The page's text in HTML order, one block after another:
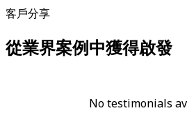
客戶分享
從業界案例中獲得啟發
No testimonials